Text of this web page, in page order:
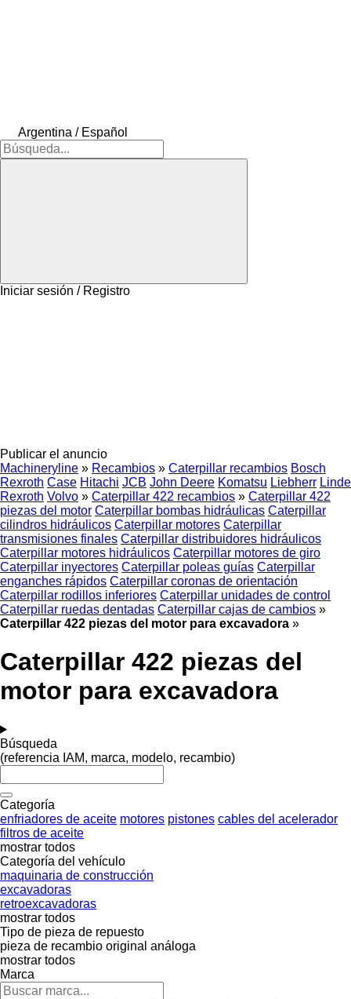
Argentina / Español
Iniciar sesión / Registro
Publicar el anuncio
Machineryline » Recambios » Caterpillar recambios Bosch
Rexroth Case Hitachi JCB John Deere Komatsu Liebherr Linde
Rexroth Volvo » Caterpillar 422 recambios » Caterpillar 422
piezas del motor Caterpillar bombas hidráulicas Caterpillar
cilindros hidráulicos Caterpillar motores Caterpillar
transmisiones finales Caterpillar distribuidores hidráulicos
Caterpillar motores hidráulicos Caterpillar motores de giro
Caterpillar inyectores Caterpillar poleas guías Caterpillar
enganches rápidos Caterpillar coronas de orientación
Caterpillar rodillos inferiores Caterpillar unidades de control
Caterpillar ruedas dentadas Caterpillar cajas de cambios »
Caterpillar 422 piezas del motor para excavadora »
Caterpillar 422 piezas del
motor para excavadora
Búsqueda
(referencia IAM, marca, modelo, recambio)
Categoría
enfriadores de aceite motores pistones cables del acelerador
filtros de aceite
mostrar todos
Categoría del vehículo
maquinaria de construcción
excavadoras
retroexcavadoras
mostrar todos
Tipo de pieza de repuesto
pieza de recambio original análoga
mostrar todos
Marca